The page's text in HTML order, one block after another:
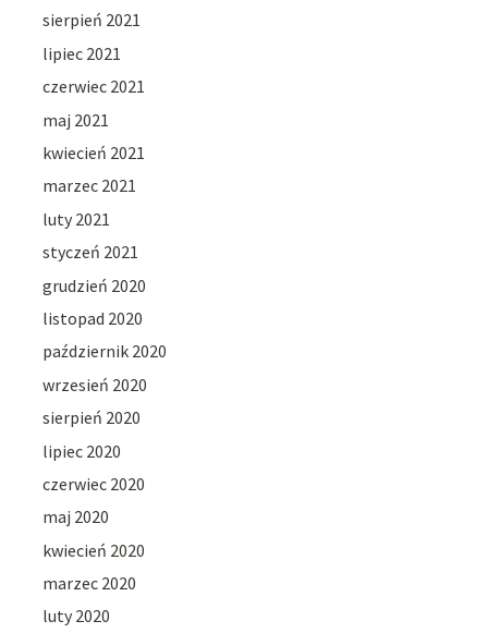
sierpień 2021
lipiec 2021
czerwiec 2021
maj 2021
kwiecień 2021
marzec 2021
luty 2021
styczeń 2021
grudzień 2020
listopad 2020
październik 2020
wrzesień 2020
sierpień 2020
lipiec 2020
czerwiec 2020
maj 2020
kwiecień 2020
marzec 2020
luty 2020